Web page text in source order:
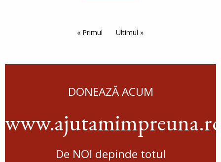
Prima pagină
« Primul Ultima pagină
Ultimul »
DONEAZĂ ACUM
De NOI depinde totul